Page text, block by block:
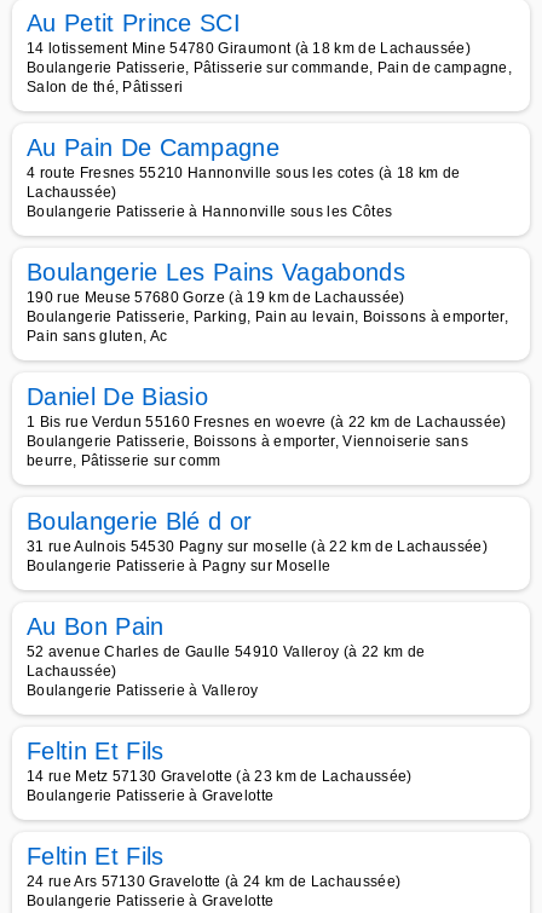
Au Petit Prince SCI
14 lotissement Mine 54780 Giraumont (à 18 km de Lachaussée)
Boulangerie Patisserie, Pâtisserie sur commande, Pain de campagne,
Salon de thé, Pâtisseri
Au Pain De Campagne
4 route Fresnes 55210 Hannonville sous les cotes (à 18 km de
Lachaussée)
Boulangerie Patisserie à Hannonville sous les Côtes
Boulangerie Les Pains Vagabonds
190 rue Meuse 57680 Gorze (à 19 km de Lachaussée)
Boulangerie Patisserie, Parking, Pain au levain, Boissons à emporter,
Pain sans gluten, Ac
Daniel De Biasio
1 Bis rue Verdun 55160 Fresnes en woevre (à 22 km de Lachaussée)
Boulangerie Patisserie, Boissons à emporter, Viennoiserie sans
beurre, Pâtisserie sur comm
Boulangerie Blé d or
31 rue Aulnois 54530 Pagny sur moselle (à 22 km de Lachaussée)
Boulangerie Patisserie à Pagny sur Moselle
Au Bon Pain
52 avenue Charles de Gaulle 54910 Valleroy (à 22 km de
Lachaussée)
Boulangerie Patisserie à Valleroy
Feltin Et Fils
14 rue Metz 57130 Gravelotte (à 23 km de Lachaussée)
Boulangerie Patisserie à Gravelotte
Feltin Et Fils
24 rue Ars 57130 Gravelotte (à 24 km de Lachaussée)
Boulangerie Patisserie à Gravelotte